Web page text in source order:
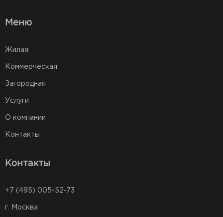
Меню
Жилая
Коммерческая
Загородная
Услуги
О компании
Контакты
Контакты
+7 (495) 005-52-73
г. Москва